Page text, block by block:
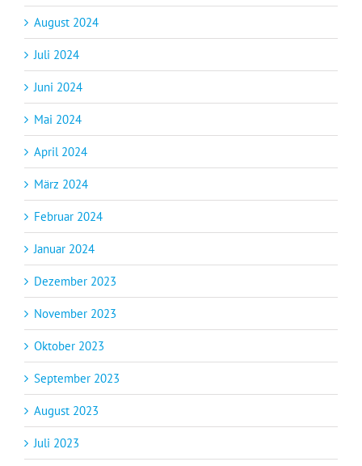
August 2024
Juli 2024
Juni 2024
Mai 2024
April 2024
März 2024
Februar 2024
Januar 2024
Dezember 2023
November 2023
Oktober 2023
September 2023
August 2023
Juli 2023